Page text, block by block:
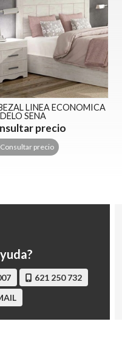
LINEA ECONOMICA
SENA
precio
Consultar precio
621 250 732